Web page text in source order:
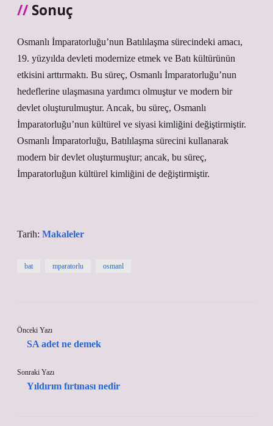
Sonuç
Osmanlı İmparatorluğu’nun Batılılaşma sürecindeki amacı,
19. yüzyılda devleti modernize etmek ve Batı kültürünün
etkisini arttırmaktı. Bu süreç, Osmanlı İmparatorluğu’nun
hedeflerine ulaşmasına yardımcı olmuştur ve modern bir
devlet oluşturulmuştur. Ancak, bu süreç, Osmanlı
İmparatorluğu’nun kültürel ve siyasi kimliğini değiştirmiştir.
Osmanlı İmparatorluğu, Batılılaşma sürecini kullanarak
modern bir devlet oluşturmuştur; ancak, bu süreç,
İmparatorluğun kültürel kimliğini de değiştirmiştir.
Tarih: Makaleler
bat mparatorlu osmanl
Önceki Yazı
SA adet ne demek
Sonraki Yazı
Yıldırım fırtınası nedir